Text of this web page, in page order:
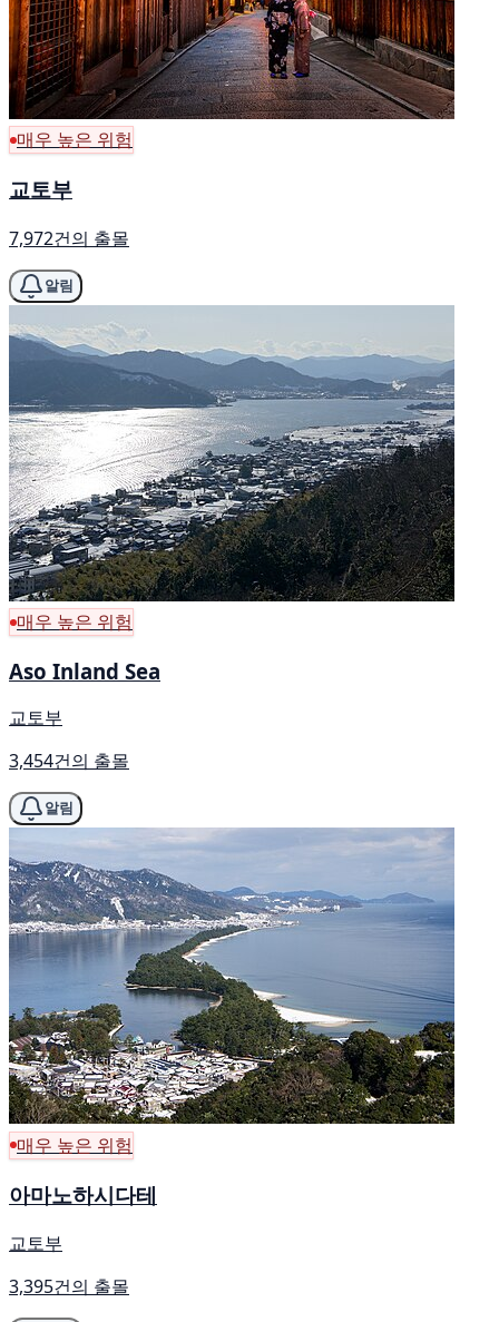
매우 높은 위험
교토부
7,972건의 출몰
알림
매우 높은 위험
Aso Inland Sea
교토부
3,454건의 출몰
알림
매우 높은 위험
아마노하시다테
교토부
3,395건의 출몰